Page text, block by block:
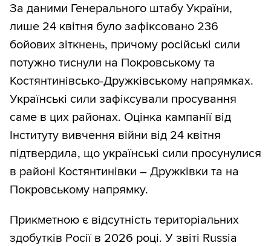
За даними Генерального штабу України,
лише 24 квітня було зафіксовано 236
бойових зіткнень, причому російські сили
потужно тиснули на Покровському та
Костянтинівсько-Дружківському напрямках.
Українські сили зафіксували просування
саме в цих районах. Оцінка кампанії від
Інституту вивчення війни від 24 квітня
підтвердила, що українські сили просунулися
в районі Костянтинівки – Дружківки та на
Покровському напрямку.
Прикметною є відсутність територіальних
здобутків Росії в 2026 році. У звіті Russia